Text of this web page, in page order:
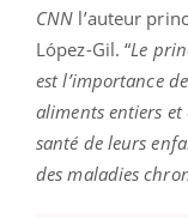
CNN l’auteur
López-Gil. “Le
est l’importance
aliments entiers et
santé de leurs
des maladies